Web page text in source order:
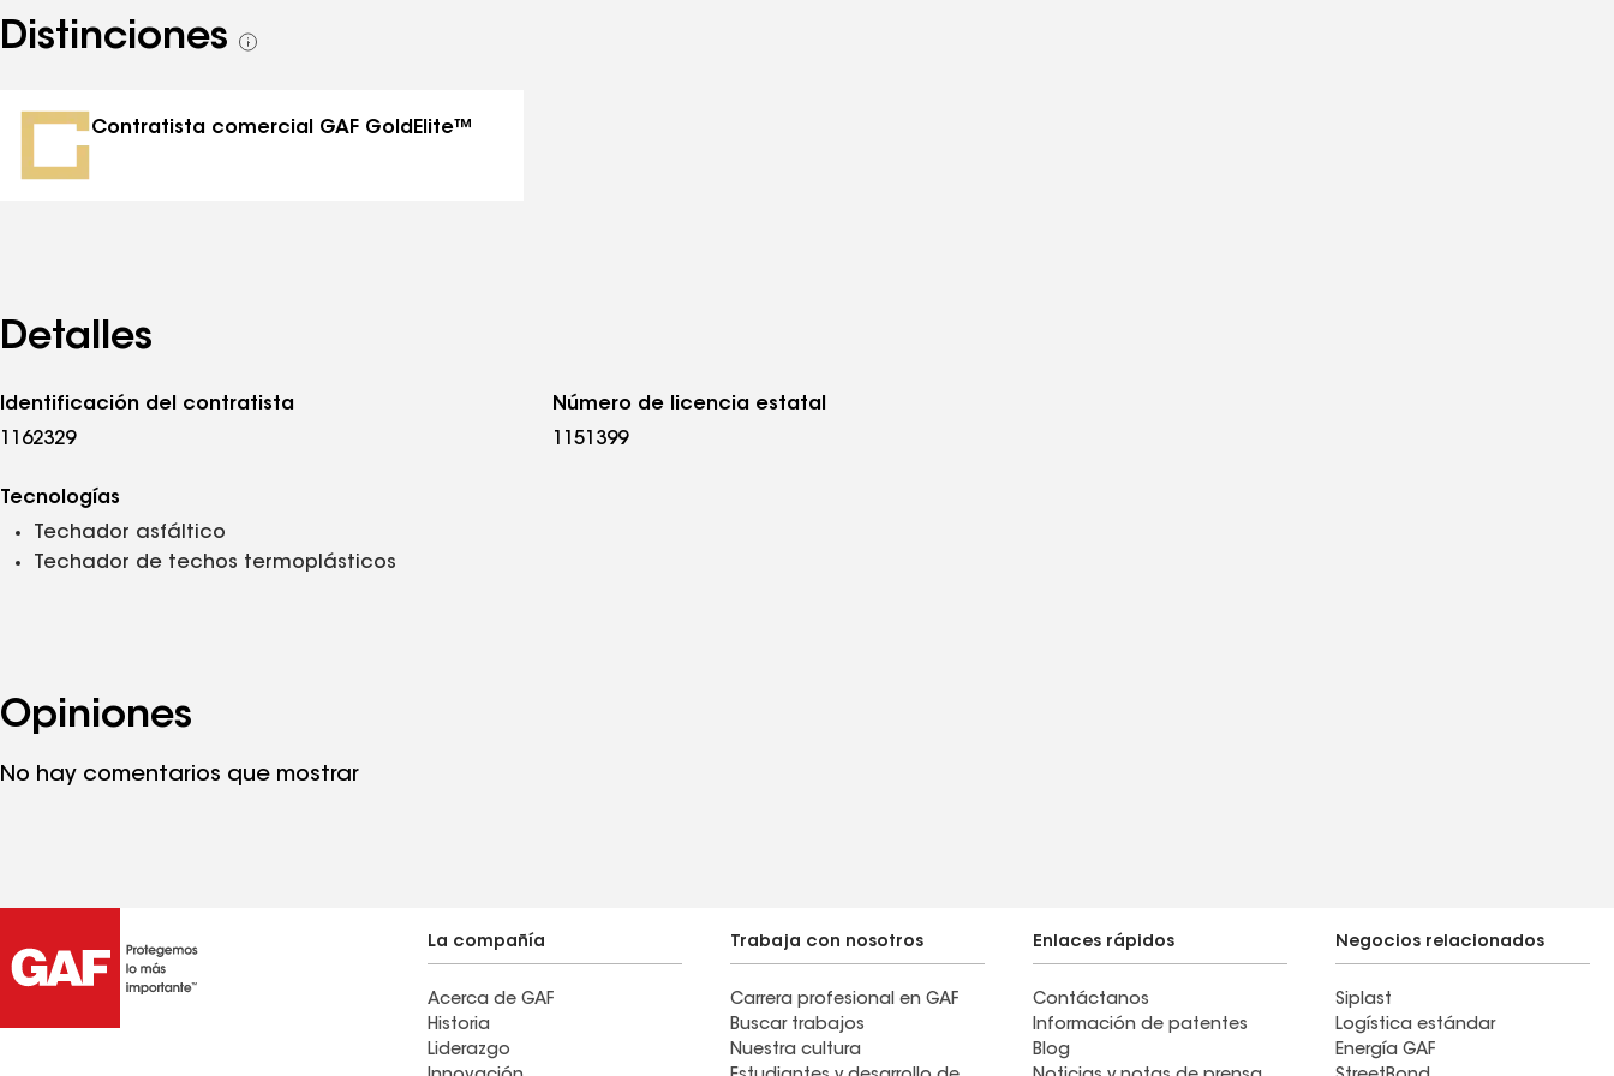
Distinciones
Ver
distinciones
Contratista comercial GAF GoldElite™
Detalles
Identificación del contratista
1162329
Número de licencia estatal
1151399
Tecnologías
Techador asfáltico
Techador de techos termoplásticos
Opiniones
No hay comentarios que mostrar
La compañía
Acerca de GAF
Historia
Liderazgo
Trabaja con nosotros
Carrera profesional en GAF
Buscar trabajos
Nuestra cultura
Enlaces rápidos
Contáctanos
Información de patentes
Blog
Negocios relacionados
Siplast
Logística estándar
Energía GAF